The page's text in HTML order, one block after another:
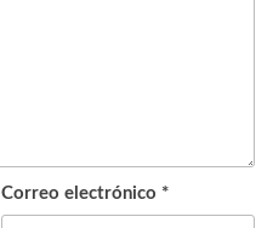
Correo electrónico *